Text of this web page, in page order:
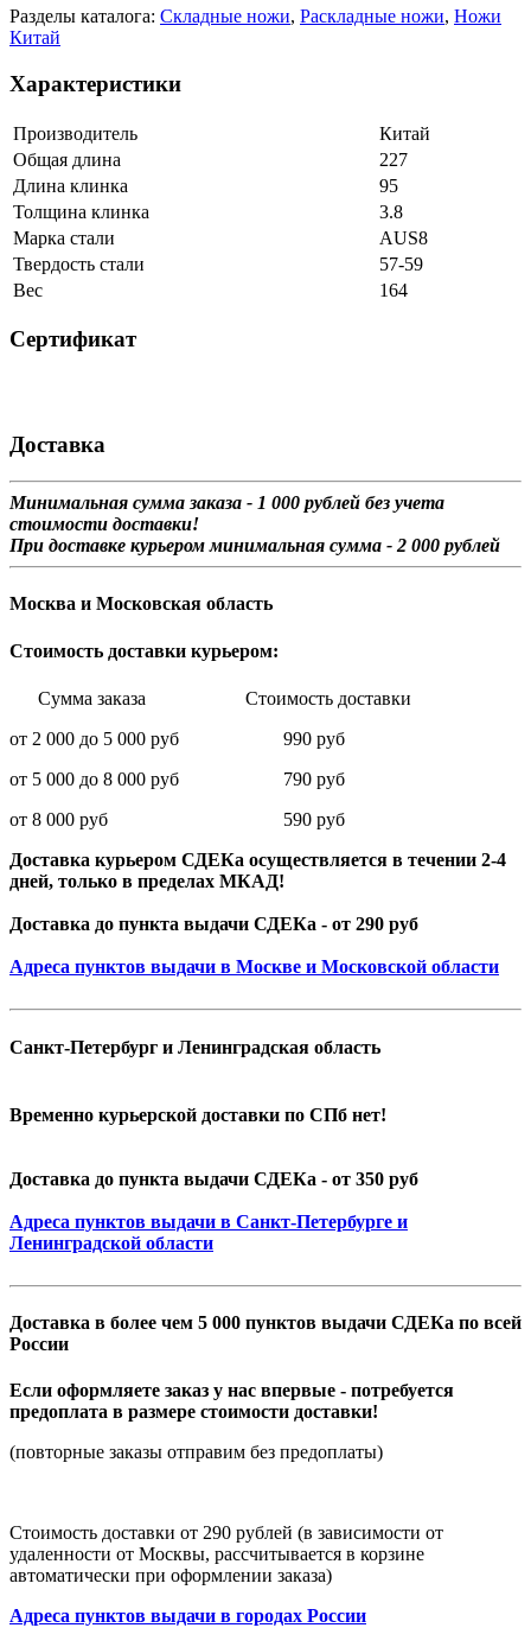
Разделы каталога: Складные ножи, Раскладные ножи, Ножи
Китай
Характеристики
Производитель
Китай
Общая длина
227
Длина клинка
95
Толщина клинка
3.8
Марка стали
AUS8
Твердость стали
57-59
Вес
164
Сертификат
Доставка
Минимальная сумма заказа - 1 000 рублей без учета
стоимости доставки!
При доставке курьером минимальная сумма - 2 000 рублей
Москва и Московская область
Стоимость доставки курьером:
Сумма заказа Стоимость доставки
от 2 000 до 5 000 руб 990 руб
от 5 000 до 8 000 руб 790 руб
от 8 000 руб 590 руб
Доставка курьером СДЕКа осуществляется в течении 2-4
дней, только в пределах МКАД!
Доставка до пункта выдачи СДЕКа - от 290 руб
Адреса пунктов выдачи в Москве и Московской области
Санкт-Петербург и Ленинградская область
Временно курьерской доставки по СПб нет!
Доставка до пункта выдачи СДЕКа - от 350 руб
Адреса пунктов выдачи в Санкт-Петербурге и
Ленинградской области
Доставка в более чем 5 000 пунктов выдачи СДЕКа по всей
России
Если оформляете заказ у нас впервые - потребуется
предоплата в размере стоимости доставки!
(повторные заказы отправим без предоплаты)
Стоимость доставки от 290 рублей (в зависимости от
удаленности от Москвы, рассчитывается в корзине
автоматически при оформлении заказа)
Адреса пунктов выдачи в городах России